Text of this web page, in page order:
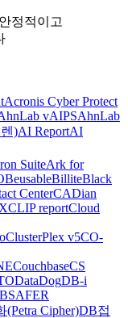
정적이고
Acronis Cyber Protect
vAIPSAhnLab
)AI ReportAI
SuiteArk for
BeusableBilliteBlack
CenterCADian
CLIP reportCloud
ClusterPlex v5CO-
CouchbaseCS
DataDogDB-i
Cipher)DB접